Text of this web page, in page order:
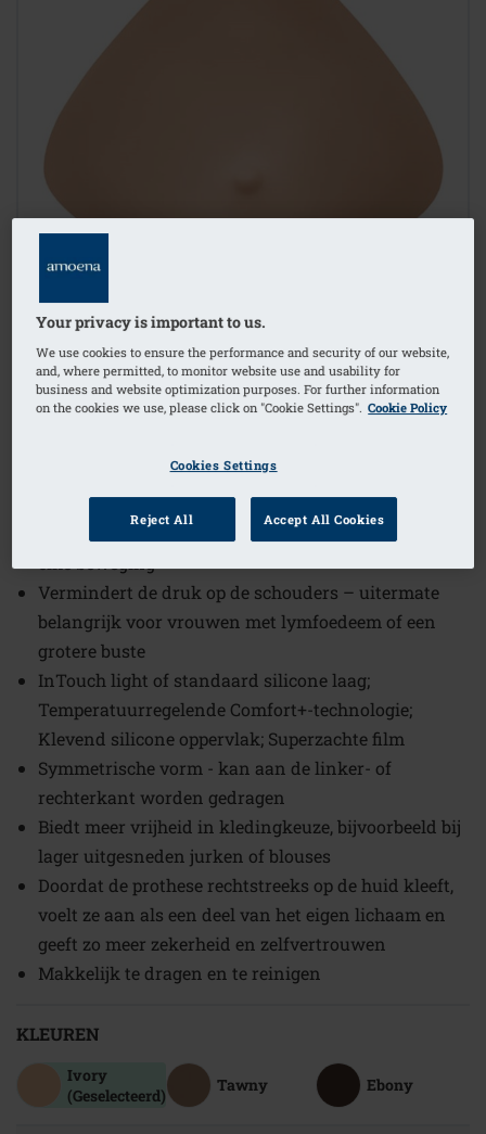
1/2
Bestelcode: 382C Contact 3S
Past zich direct aan de huid aan en volgt alle
bewegingen van het lichaam; Blijft op haar plaats bij
Vermindert de druk op de schouders – uitermate
belangrijk voor vrouwen met lymfoedeem of een
grotere buste
InTouch light of standaard silicone laag;
Temperatuurregelende Comfort+-technologie;
Klevend silicone oppervlak; Superzachte film
Symmetrische vorm - kan aan de linker- of
rechterkant worden gedragen
Biedt meer vrijheid in kledingkeuze, bijvoorbeeld bij
lager uitgesneden jurken of blouses
Doordat de prothese rechtstreeks op de huid kleeft,
voelt ze aan als een deel van het eigen lichaam en
geeft zo meer zekerheid en zelfvertrouwen
Makkelijk te dragen en te reinigen
KLEUREN
Ivory
(Geselecteerd)
Tawny Ebony
Your privacy is important to us.
We use cookies to ensure the performance and security of our website,
and, where permitted, to monitor website use and usability for
business and website optimization purposes. For further information
on the cookies we use, please click on "Cookie Settings". Cookie Policy
Cookies Settings
Reject All Accept All Cookies